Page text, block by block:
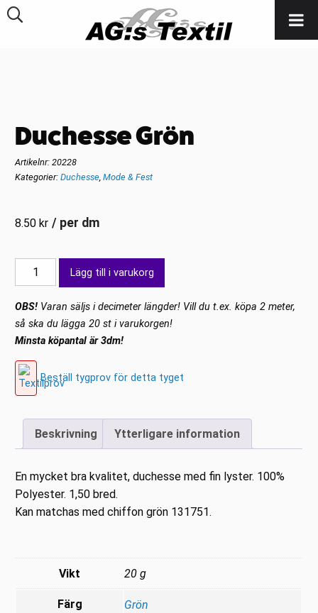
Duchesse Grön
Artikelnr:20228
Kategorier:Duchesse,Mode & Fest
8.50kr / per dm
Duchesse
Grön
mängd
Lägg till i varukorg
OBS! Varan säljs i decimeter längder! Vill du t.ex. köpa 2 meter,
så ska du lägga 20 st i varukorgen!
Minsta köpantal är 3dm!
Beställ tygprov för detta tyget
Beskrivning Ytterligare information
En mycket bra kvalitet, duchesse med fin lyster. 100%
Polyester. 1,50 bred.
Kan matchas med chiffon grön 131751.
Vikt 20 g
Färg Grön